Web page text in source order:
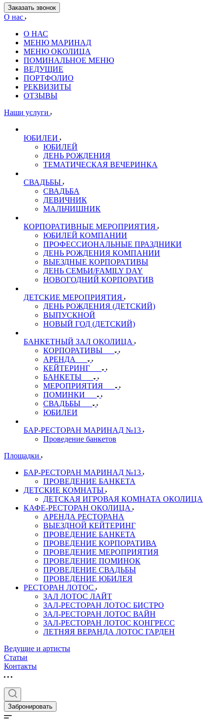
Заказать звонок
О нас
О НАС
МЕНЮ МАРИНАД
МЕНЮ ОКОЛИЦА
ПОМИНАЛЬНОЕ МЕНЮ
ВЕДУЩИЕ
ПОРТФОЛИО
РЕКВИЗИТЫ
ОТЗЫВЫ
Наши услуги
ЮБИЛЕИ
ЮБИЛЕЙ
ДЕНЬ РОЖДЕНИЯ
ТЕМАТИЧЕСКАЯ ВЕЧЕРИНКА
СВАДЬБЫ
СВАДЬБА
ДЕВИЧНИК
МАЛЬЧИШНИК
КОРПОРАТИВНЫЕ МЕРОПРИЯТИЯ
ЮБИЛЕЙ КОМПАНИИ
ПРОФЕССИОНАЛЬНЫЕ ПРАЗДНИКИ
ДЕНЬ РОЖДЕНИЯ КОМПАНИИ
ВЫЕЗДНЫЕ КОРПОРАТИВЫ
ДЕНЬ СЕМЬИ/FAMILY DAY
НОВОГОДНИЙ КОРПОРАТИВ
ДЕТСКИЕ МЕРОПРИЯТИЯ
ДЕНЬ РОЖДЕНИЯ (ДЕТСКИЙ)
ВЫПУСКНОЙ
НОВЫЙ ГОД (ДЕТСКИЙ)
БАНКЕТНЫЙ ЗАЛ ОКОЛИЦА
КОРПОРАТИВЫ
АРЕНДА
КЕЙТЕРИНГ
БАНКЕТЫ
МЕРОПРИЯТИЯ
ПОМИНКИ
СВАДЬБЫ
ЮБИЛЕИ
БАР-РЕСТОРАН МАРИНАД №13
Проведение банкетов
Площадки
БАР-РЕСТОРАН МАРИНАД №13
ПРОВЕДЕНИЕ БАНКЕТА
ДЕТСКИЕ КОМНАТЫ
ДЕТСКАЯ ИГРОВАЯ КОМНАТА ОКОЛИЦА
КАФЕ-РЕСТОРАН ОКОЛИЦА
АРЕНДА РЕСТОРАНА
ВЫЕЗДНОЙ КЕЙТЕРИНГ
ПРОВЕДЕНИЕ БАНКЕТА
ПРОВЕДЕНИЕ КОРПОРАТИВА
ПРОВЕДЕНИЕ МЕРОПРИЯТИЯ
ПРОВЕДЕНИЕ ПОМИНОК
ПРОВЕДЕНИЕ СВАДЬБЫ
ПРОВЕДЕНИЕ ЮБИЛЕЯ
РЕСТОРАН ЛОТОС
ЗАЛ ЛОТОС ЛАЙТ
ЗАЛ-РЕСТОРАН ЛОТОС БИСТРО
ЗАЛ-РЕСТОРАН ЛОТОС ВАЙН
ЗАЛ-РЕСТОРАН ЛОТОС КОНГРЕСС
ЛЕТНЯЯ ВЕРАНДА ЛОТОС ГАРДЕН
Ведущие и артисты
Статьи
Контакты
Забронировать